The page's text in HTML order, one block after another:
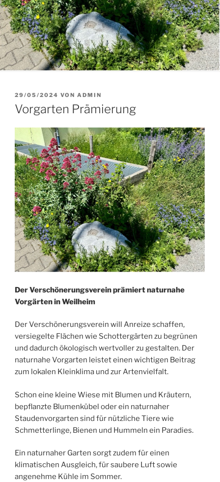
VERÖFFENTLICHT
AM
29/05/2024 VON ADMIN
Vorgarten Prämierung
Der Verschönerungsverein prämiert naturnahe
Vorgärten in Weilheim
Der Verschönerungsverein will Anreize schaffen,
versiegelte Flächen wie Schottergärten zu begrünen
und dadurch ökologisch wertvoller zu gestalten. Der
naturnahe Vorgarten leistet einen wichtigen Beitrag
zum lokalen Kleinklima und zur Artenvielfalt.
Schon eine kleine Wiese mit Blumen und Kräutern,
bepflanzte Blumenkübel oder ein naturnaher
Staudenvorgarten sind für nützliche Tiere wie
Schmetterlinge, Bienen und Hummeln ein Paradies.
Ein naturnaher Garten sorgt zudem für einen
klimatischen Ausgleich, für saubere Luft sowie
angenehme Kühle im Sommer.